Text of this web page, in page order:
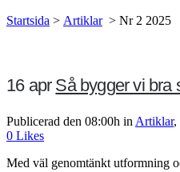
Startsida > Artiklar > Nr 2 2025
16 apr Så bygger vi bra
Publicerad den 08:00h in Artiklar,
0 Likes
Med väl genomtänkt utformning